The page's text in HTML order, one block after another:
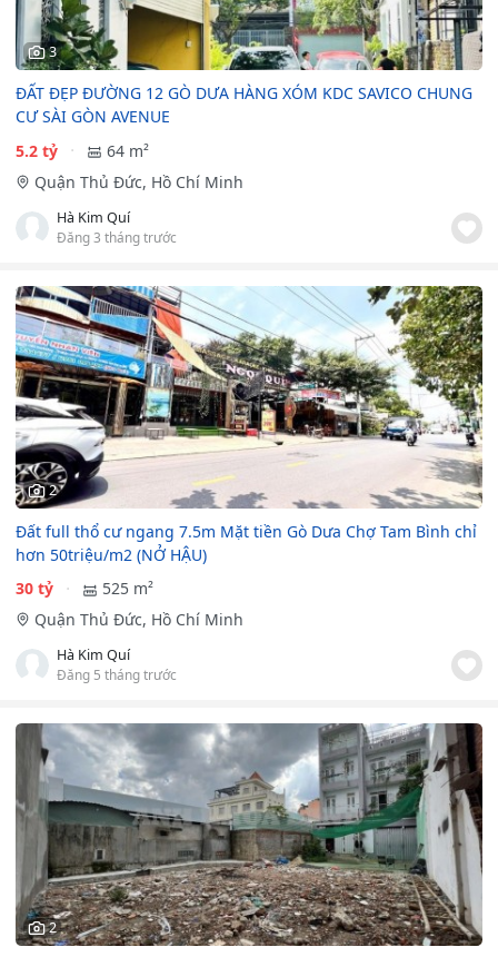
3
ĐẤT ĐẸP ĐƯỜNG 12 GÒ DƯA HÀNG XÓM KDC SAVICO CHUNG
CƯ SÀI GÒN AVENUE
5.2 tỷ
64 m²
Quận Thủ Đức, Hồ Chí Minh
Hà Kim Quí
Đăng 3 tháng trước
2
Đất full thổ cư ngang 7.5m Mặt tiền Gò Dưa Chợ Tam Bình chỉ
hơn 50triệu/m2 (NỞ HẬU)
30 tỷ
525 m²
Quận Thủ Đức, Hồ Chí Minh
Hà Kim Quí
Đăng 5 tháng trước
2